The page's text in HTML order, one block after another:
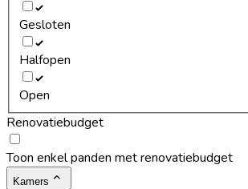
Gesloten
Halfopen
Open
Renovatiebudget
Toon enkel panden met renovatiebudget
Kamers